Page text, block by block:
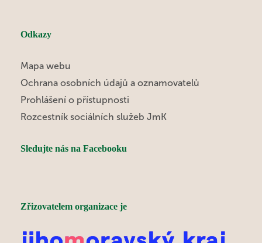
Odkazy
Mapa webu
Ochrana osobních údajů a oznamovatelů
Prohlášení o přístupnosti
Rozcestník sociálních služeb JmK
Sledujte nás na Facebooku
Zřizovatelem organizace je